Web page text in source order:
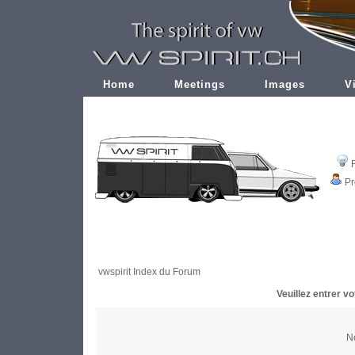
Home Meetings Images
vwspirit Index du Forum
Veuillez entrer